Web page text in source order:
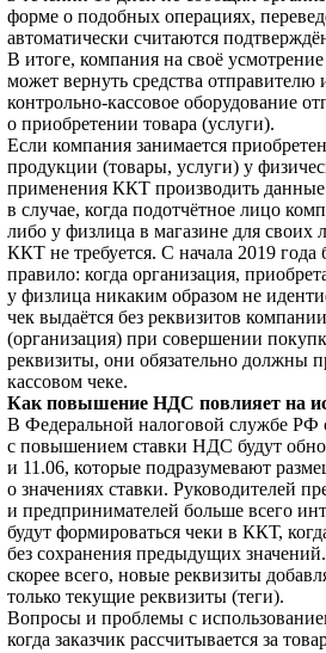
форме о подобных операциях,
автоматически считаются
В итоге, компания на своё
может вернуть средства
контрольно-кассовое оборудование
о приобретении товара (услуги).
Если компания занимается
продукции (товары, услуги) у
применения ККТ производить
в случае, когда подотчётное лицо
либо у физлица в магазине для
ККТ не требуется. С начала 2019 года
правило: когда организация,
у физлица никаким образом не
чек выдаётся без реквизитов
(организация) при совершении
реквизиты, они обязательно должны
кассовом чеке.
Как повышение НДС повлияет на
В Федеральной налоговой службе РФ
с повышением ставки НДС будут
и 11.06, которые подразумевают
о значениях ставки. Руководителей
и предпринимателей больше всего
будут формироваться чеки в ККТ,
без сохранения предыдущих
скорее всего, новые реквизиты
только текущие реквизиты (теги).
Вопросы и проблемы с
когда заказчик рассчитывается за